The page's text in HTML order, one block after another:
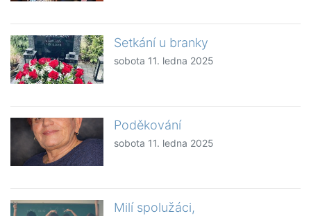
Setkání u branky
sobota 11. ledna 2025
Poděkování
sobota 11. ledna 2025
Milí spolužáci,